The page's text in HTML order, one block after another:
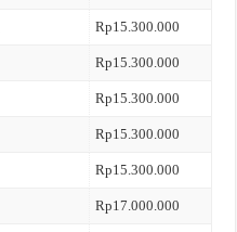
Rp15.300.000
Rp15.300.000
Rp15.300.000
Rp15.300.000
Rp15.300.000
Rp17.000.000